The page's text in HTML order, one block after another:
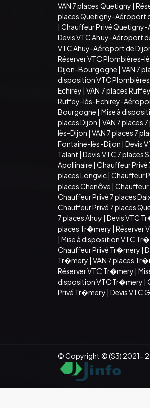
VAN 7 places Quetigny |
places Quetigny-Aéroport
| Chauffeur Privé
Devis VTC Ahuy-Aéroport
VTC Ahuy-Aéroport de
Réserver VTC Plombières-
Dijon-Bourgogne | VAN 7
disposition VTC
Echirey | VAN 7 places
Ruffey-lès-Echirey-
Bourgogne | Mise à
places Dijon | VAN 7 places
lès-Dijon | VAN 7 places 7
Fontaine-lès-Dijon | Devis
Talant | Devis VTC 7 places
Apollinaire | Chauffeur
places Longvic| Chauffeur
places Chenôve | Chauffeur
Chauffeur Privé 7 places
Chauffeur Privé 7 places
7 places Ahuy | Devis VTC
places Tr�mery | Réserver
| Mise à disposition VTC
Chauffeur Privé Tr�mery |
Tr�mery | VAN 7 places
Réserver VTC Tr�mery |
disposition VTC Tr�mery |
Privé Tr�mery | Devis VTC
© Copyright © (S3) 2021-